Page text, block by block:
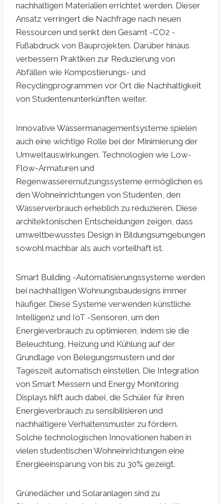
nachhaltigen Materialien errichtet werden. Dieser
Ansatz verringert die Nachfrage nach neuen
Ressourcen und senkt den Gesamt -CO2 -
Fußabdruck von Bauprojekten. Darüber hinaus
verbessern Praktiken zur Reduzierung von
Abfällen wie Kompostierungs- und
Recyclingprogrammen vor Ort die Nachhaltigkeit
von Studentenunterkünften weiter.
Innovative Wassermanagementsysteme spielen
auch eine wichtige Rolle bei der Minimierung der
Umweltauswirkungen. Technologien wie Low-
Flow-Armaturen und
Regenwasserernutzungssysteme ermöglichen es
den Wohneinrichtungen von Studenten, den
Wasserverbrauch erheblich zu reduzieren. Diese
architektonischen Entscheidungen zeigen, dass
umweltbewusstes Design in Bildungsumgebungen
sowohl machbar als auch vorteilhaft ist.
Smart Building -Automatisierungssysteme werden
bei nachhaltigen Wohnungsbaudesigns immer
häufiger. Diese Systeme verwenden künstliche
Intelligenz und IoT -Sensoren, um den
Energieverbrauch zu optimieren, indem sie die
Beleuchtung, Heizung und Kühlung auf der
Grundlage von Belegungsmustern und der
Tageszeit automatisch einstellen. Die Integration
von Smart Messern und Energy Monitoring
Displays hilft auch dabei, die Schüler für ihren
Energieverbrauch zu sensibilisieren und
nachhaltigere Verhaltensmuster zu fördern.
Solche technologischen Innovationen haben in
vielen studentischen Wohneinrichtungen eine
Energieeinsparung von bis zu 30% gezeigt.
Grünedächer und Solaranlagen sind zu